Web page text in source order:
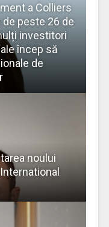
a Colliers
peste 26 de
investitori
încep să
de
noului